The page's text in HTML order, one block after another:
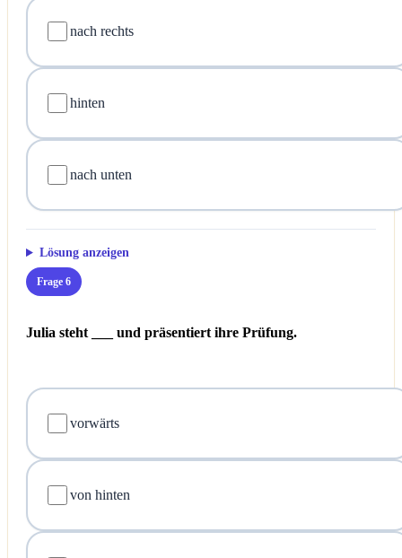
nach rechts
hinten
nach unten
Lösung anzeigen
Frage 6
Julia steht ___ und präsentiert ihre Prüfung.
vorwärts
von hinten